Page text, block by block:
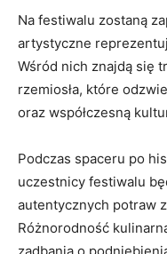
Na festiwalu zostaną
artystyczne
‍Wśród nich znajdą się
rzemiosła, ⁣które
oraz ‍współczesną
Podczas spaceru‍ po
uczestnicy festiwalu
autentycznych potraw
Różnorodność​